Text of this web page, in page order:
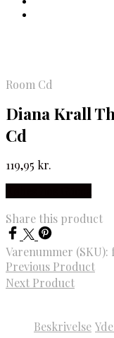
Room Cd
Diana Krall
Cd
119,95 kr.
Share this product
Varenummer (SKU):
Previous Product
Next Product
Beskrivelse